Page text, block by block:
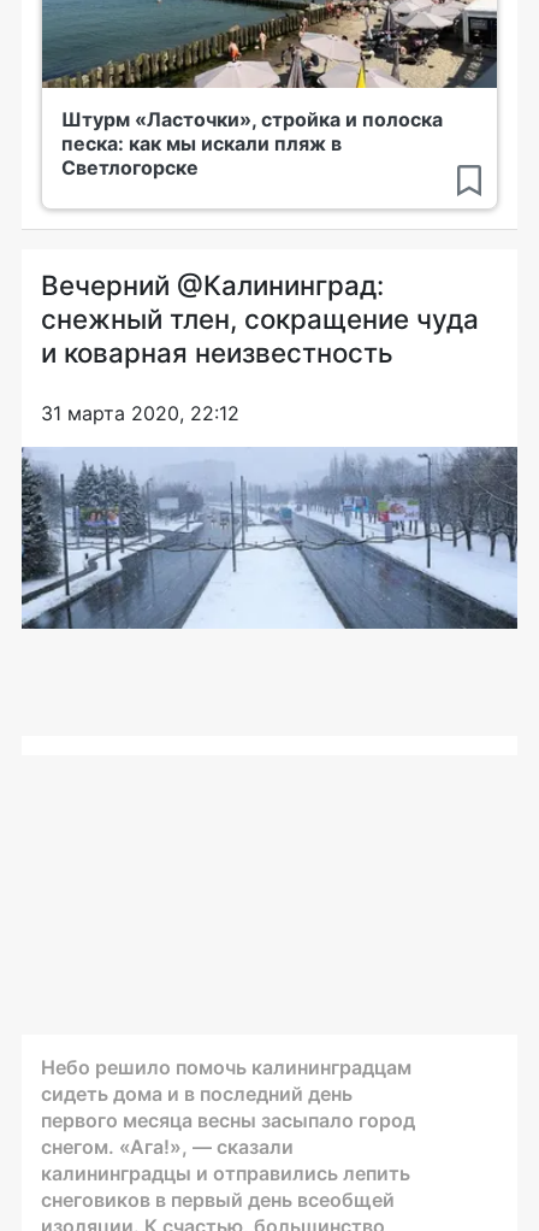
Штурм «Ласточки», стройка и полоска
песка: как мы искали пляж в
Светлогорске
Вечерний @Калининград:
снежный тлен, сокращение чуда
и коварная неизвестность
31 марта 2020, 22:12
Небо решило помочь калининградцам
сидеть дома и в последний день
первого месяца весны засыпало город
снегом. «Ага!», — сказали
калининградцы и отправились лепить
снеговиков в первый день всеобщей
изоляции. К счастью, большинство